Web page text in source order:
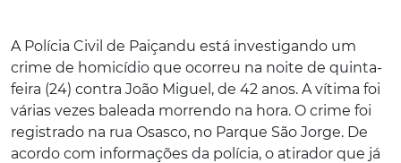
A Polícia Civil de Paiçandu está investigando um
crime de homicídio que ocorreu na noite de quinta-
feira (24) contra João Miguel, de 42 anos. A vítima foi
várias vezes baleada morrendo na hora. O crime foi
registrado na rua Osasco, no Parque São Jorge. De
acordo com informações da polícia, o atirador que já